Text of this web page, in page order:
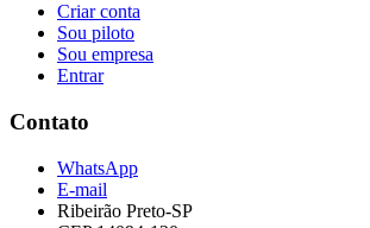
Criar conta
Sou piloto
Sou empresa
Entrar
Contato
WhatsApp
E-mail
Ribeirão Preto-SP